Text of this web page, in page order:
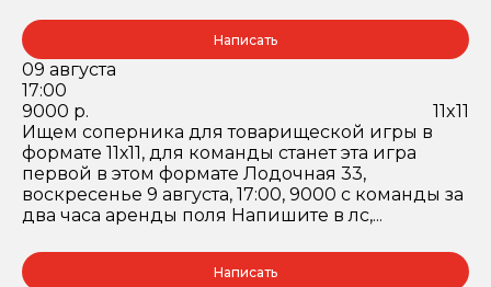
Написать
09 августа
17:00
9000 р.
11x11
Ищем соперника для товарищеской игры в
формате 11х11, для команды станет эта игра
первой в этом формате Лодочная 33,
воскресенье 9 августа, 17:00, 9000 с команды за
два часа аренды поля Напишите в лс,...
Написать